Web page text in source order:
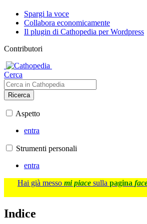
Spargi la voce
Collabora economicamente
Il plugin di Cathopedia per Wordpress
Contributori
Cerca
Ricerca
Aspetto
entra
Strumenti personali
entra
Hai già messo mi piace sulla pagina
Indice